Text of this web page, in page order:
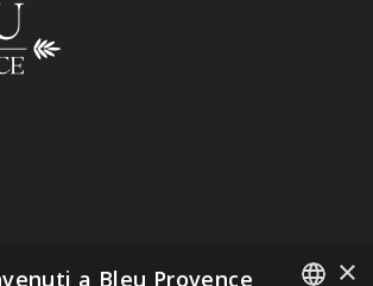
×
a Bleu Provence